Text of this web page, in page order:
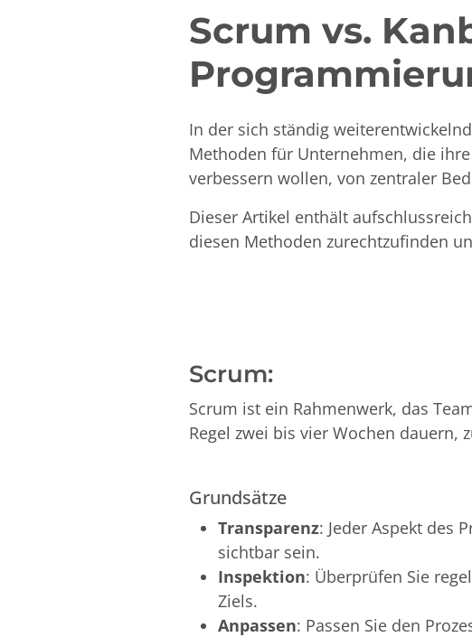
Scrum vs.
In der sich ständig
Methoden für Unternehmen, die
verbessern wollen, von zentraler
Dieser Artikel enthält
diesen Methoden zurechtzufinden
Scrum:
Scrum ist ein Rahmenwerk, das
Regel zwei bis vier Wochen dauern,
Grundsätze
Transparenz: Jeder Aspekt des
sichtbar sein.
Inspektion: Überprüfen Sie
Ziels.
Anpassen: Passen Sie den